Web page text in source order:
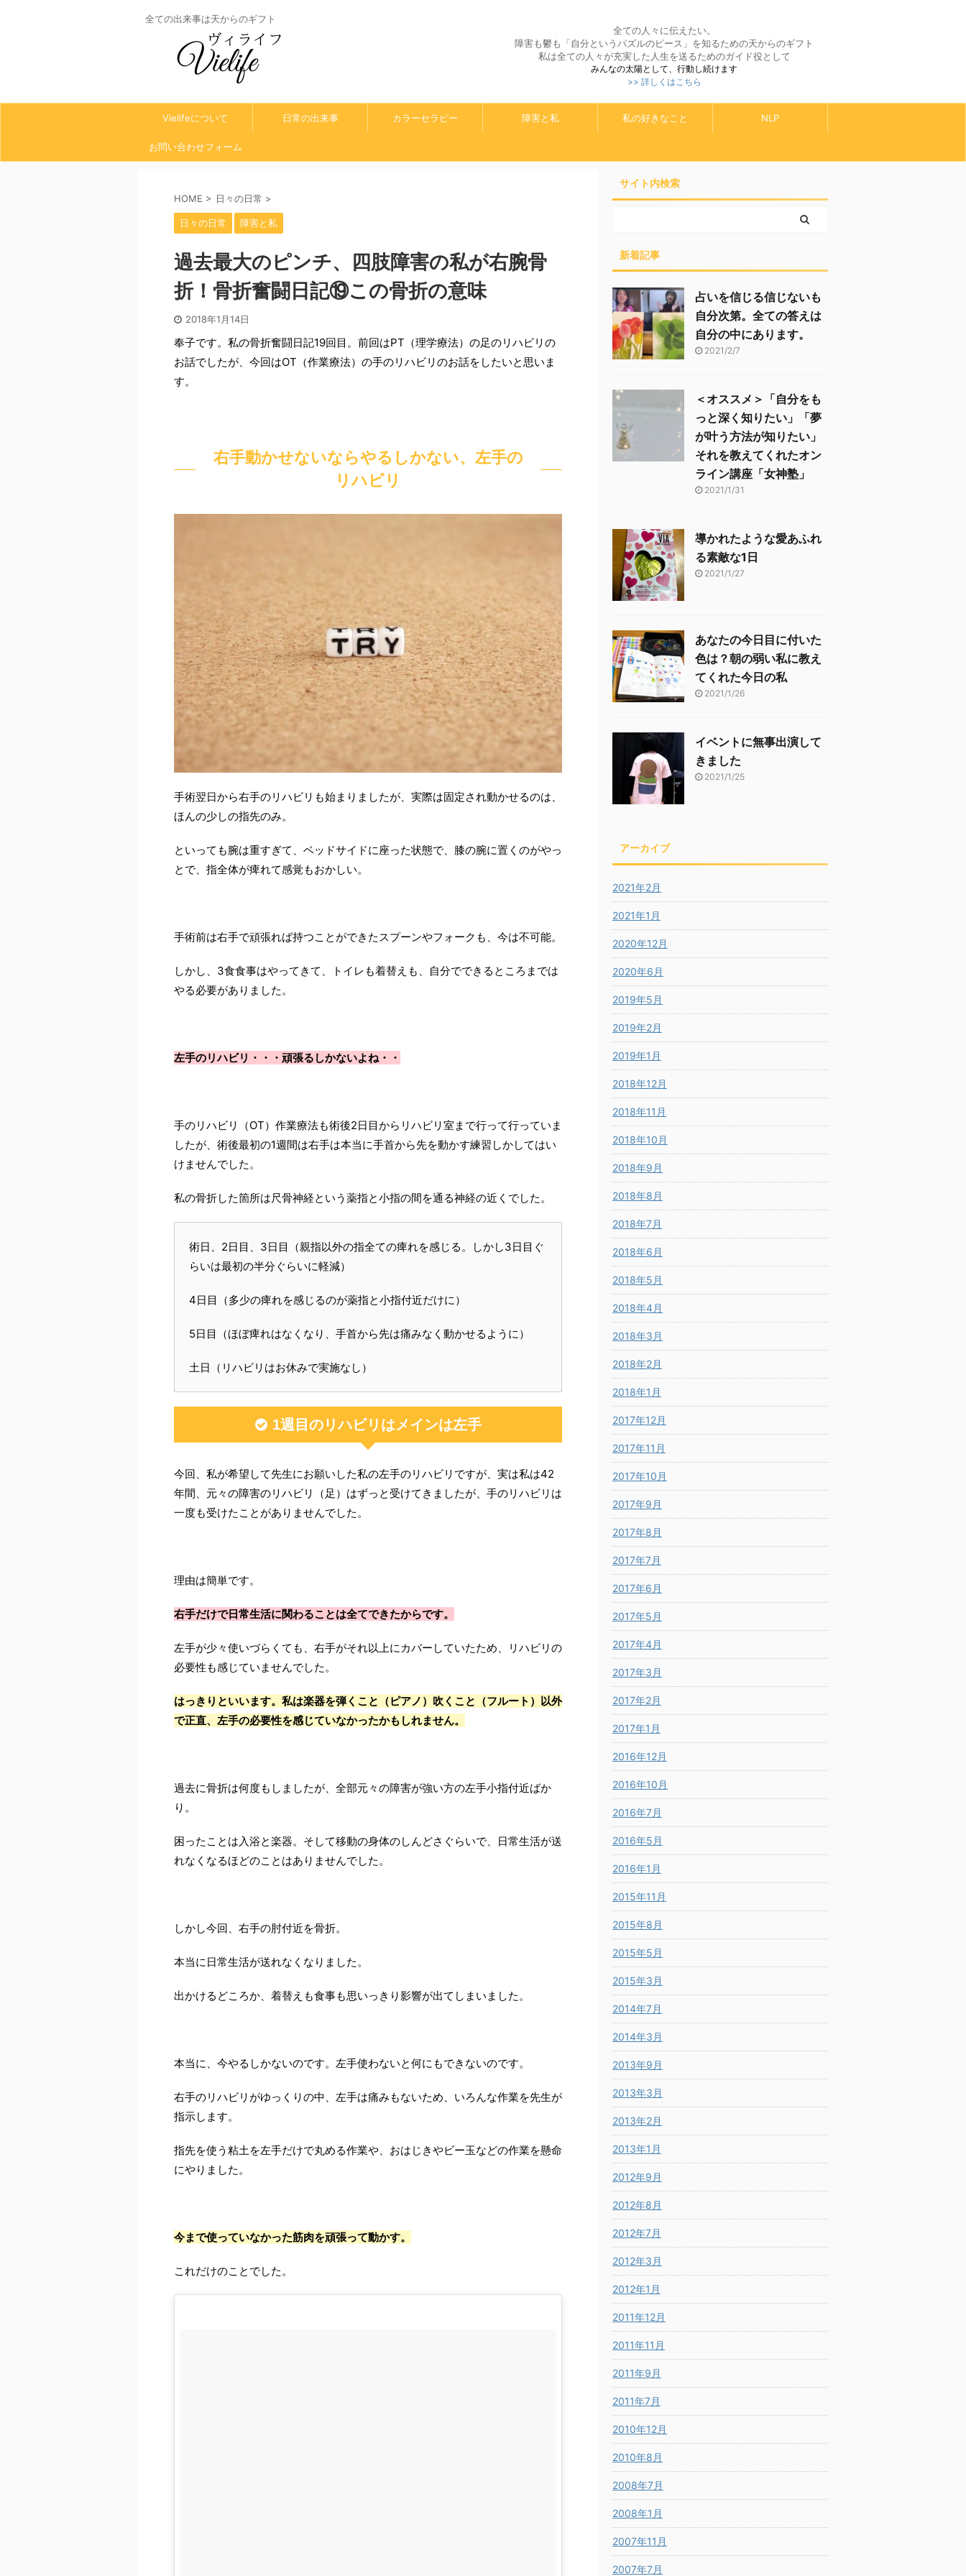
全ての出来事は天からのギフト
全ての人々に伝えたい。
障害も鬱も「自分というパズルのピース」を知るための天からのギフト
私は全ての人々が充実した人生を送るためのガイド役として
みんなの太陽として、行動し続けます
>> 詳しくはこちら
Vielifeについて 日常の出来事 カラーセラピー 障害と私 私の好きなこと NLP
お問い合わせフォーム
HOME > 日々の日常 >
日々の日常 障害と私
過去最大のピンチ、四肢障害の私が右腕骨
折！骨折奮闘日記⑲この骨折の意味
2018年1月14日
奉子です。私の骨折奮闘日記19回目。前回はPT（理学療法）の足のリハビリの
お話でしたが、今回はOT（作業療法）の手のリハビリのお話をしたいと思いま
す。
右手動かせないならやるしかない、左手の
リハビリ
手術翌日から右手のリハビリも始まりましたが、実際は固定され動かせるのは、
ほんの少しの指先のみ。
といっても腕は重すぎて、ベッドサイドに座った状態で、膝の腕に置くのがやっ
とで、指全体が痺れて感覚もおかしい。
手術前は右手で頑張れば持つことができたスプーンやフォークも、今は不可能。
しかし、3食食事はやってきて、トイレも着替えも、自分でできるところまでは
やる必要がありました。
左手のリハビリ・・・頑張るしかないよね・・
手のリハビリ（OT）作業療法も術後2日目からリハビリ室まで行って行っていま
したが、術後最初の1週間は右手は本当に手首から先を動かす練習しかしてはい
けませんでした。
私の骨折した箇所は尺骨神経という薬指と小指の間を通る神経の近くでした。
術日、2日目、3日目（親指以外の指全ての痺れを感じる。しかし3日目ぐ
らいは最初の半分ぐらいに軽減）
4日目（多少の痺れを感じるのが薬指と小指付近だけに）
5日目（ほぼ痺れはなくなり、手首から先は痛みなく動かせるように）
土日（リハビリはお休みで実施なし）
1週目のリハビリはメインは左手
今回、私が希望して先生にお願いした私の左手のリハビリですが、実は私は42
年間、元々の障害のリハビリ（足）はずっと受けてきましたが、手のリハビリは
一度も受けたことがありませんでした。
理由は簡単です。
右手だけで日常生活に関わることは全てできたからです。
左手が少々使いづらくても、右手がそれ以上にカバーしていたため、リハビリの
必要性も感じていませんでした。
はっきりといいます。私は楽器を弾くこと（ピアノ）吹くこと（フルート）以外
で正直、左手の必要性を感じていなかったかもしれません。
過去に骨折は何度もしましたが、全部元々の障害が強い方の左手小指付近ばか
り。
困ったことは入浴と楽器。そして移動の身体のしんどさぐらいで、日常生活が送
れなくなるほどのことはありませんでした。
しかし今回、右手の肘付近を骨折。
本当に日常生活が送れなくなりました。
出かけるどころか、着替えも食事も思いっきり影響が出てしまいました。
本当に、今やるしかないのです。左手使わないと何にもできないのです。
右手のリハビリがゆっくりの中、左手は痛みもないため、いろんな作業を先生が
指示します。
指先を使う粘土を左手だけで丸める作業や、おはじきやビー玉などの作業を懸命
にやりました。
今まで使っていなかった筋肉を頑張って動かす。
これだけのことでした。
サイト内検索
新着記事
占いを信じる信じないも
自分次第。全ての答えは
自分の中にあります。
2021/2/7
＜オススメ＞「自分をも
っと深く知りたい」「夢
が叶う方法が知りたい」
それを教えてくれたオン
ライン講座「女神塾」
2021/1/31
導かれたような愛あふれ
る素敵な1日
2021/1/27
あなたの今日目に付いた
色は？朝の弱い私に教え
てくれた今日の私
2021/1/26
イベントに無事出演して
きました
2021/1/25
アーカイブ
2021年2月
2021年1月
2020年12月
2020年6月
2019年5月
2019年2月
2019年1月
2018年12月
2018年11月
2018年10月
2018年9月
2018年8月
2018年7月
2018年6月
2018年5月
2018年4月
2018年3月
2018年2月
2018年1月
2017年12月
2017年11月
2017年10月
2017年9月
2017年8月
2017年7月
2017年6月
2017年5月
2017年4月
2017年3月
2017年2月
2017年1月
2016年12月
2016年10月
2016年7月
2016年5月
2016年1月
2015年11月
2015年8月
2015年5月
2015年3月
2014年7月
2014年3月
2013年9月
2013年3月
2013年2月
2013年1月
2012年9月
2012年8月
2012年7月
2012年3月
2012年1月
2011年12月
2011年11月
2011年9月
2011年7月
2010年12月
2010年8月
2008年7月
2008年1月
2007年11月
2007年7月